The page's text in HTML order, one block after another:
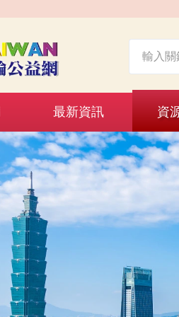
最新資訊 資